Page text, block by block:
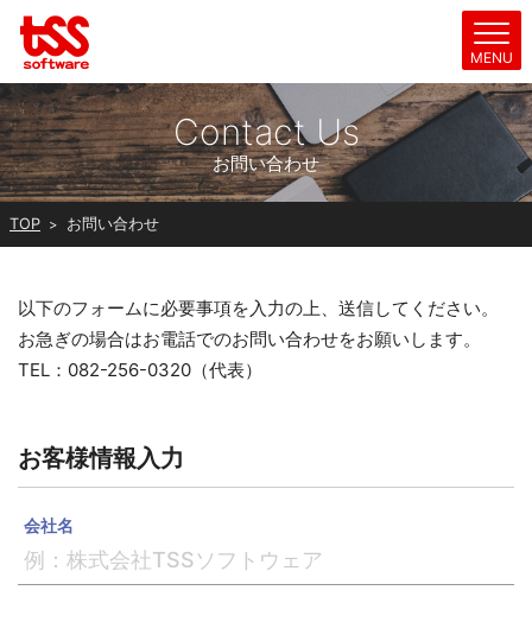
Contact Us
お問い合わせ
TOP お問い合わせ
以下のフォームに必要事項を入力の上、送信してください。
お急ぎの場合はお電話でのお問い合わせをお願いします。
TEL：082-256-0320（代表）
お客様情報入力
会社名